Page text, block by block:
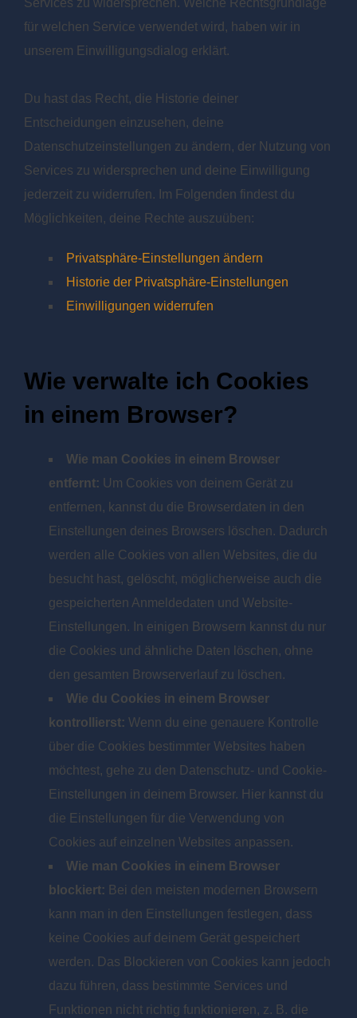
für welchen Service verwendet wird, haben wir in
unserem Einwilligungsdialog erklärt.
Du hast das Recht, die Historie deiner
Entscheidungen einzusehen, deine
Datenschutzeinstellungen zu ändern, der Nutzung von
Services zu widersprechen und deine Einwilligung
jederzeit zu widerrufen. Im Folgenden findest du
Möglichkeiten, deine Rechte auszuüben:
Privatsphäre-Einstellungen ändern
Historie der Privatsphäre-Einstellungen
Einwilligungen widerrufen
Wie verwalte ich Cookies
in einem Browser?
Wie man Cookies in einem Browser
entfernt: Um Cookies von deinem Gerät zu
entfernen, kannst du die Browserdaten in den
Einstellungen deines Browsers löschen. Dadurch
werden alle Cookies von allen Websites, die du
besucht hast, gelöscht, möglicherweise auch die
gespeicherten Anmeldedaten und Website-
Einstellungen. In einigen Browsern kannst du nur
die Cookies und ähnliche Daten löschen, ohne
den gesamten Browserverlauf zu löschen.
Wie du Cookies in einem Browser
kontrollierst: Wenn du eine genauere Kontrolle
über die Cookies bestimmter Websites haben
möchtest, gehe zu den Datenschutz- und Cookie-
Einstellungen in deinem Browser. Hier kannst du
die Einstellungen für die Verwendung von
Cookies auf einzelnen Websites anpassen.
Wie man Cookies in einem Browser
blockiert: Bei den meisten modernen Browsern
kann man in den Einstellungen festlegen, dass
keine Cookies auf deinem Gerät gespeichert
werden. Das Blockieren von Cookies kann jedoch
dazu führen, dass bestimmte Services und
Funktionen nicht richtig funktionieren, z. B. die